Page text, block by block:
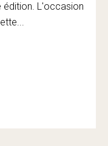
édition. L'occasion